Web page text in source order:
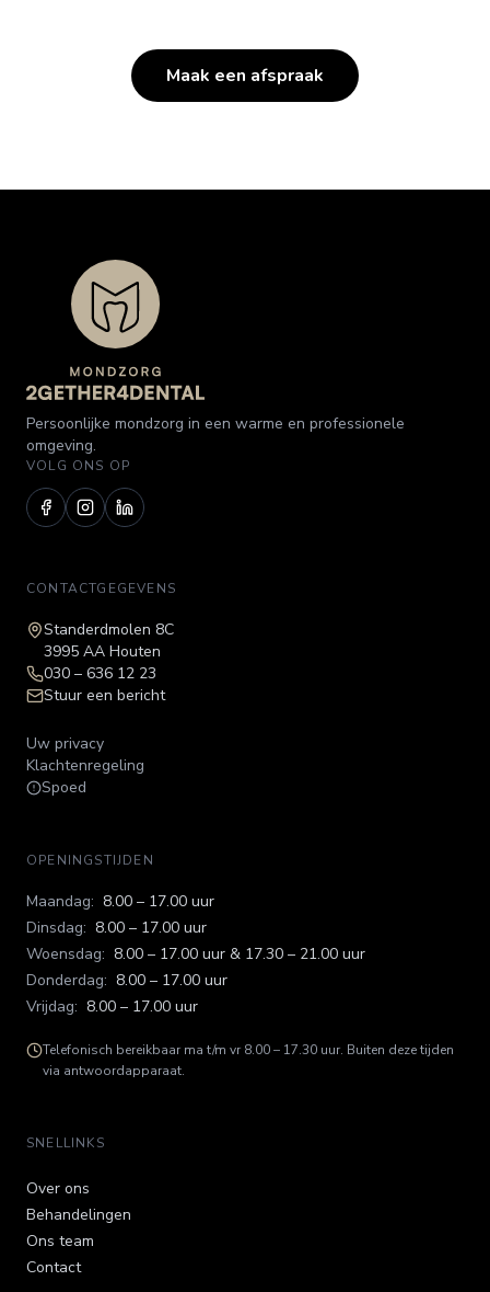
Maak een afspraak
Persoonlijke mondzorg in een warme en professionele
omgeving.
VOLG ONS OP
CONTACTGEGEVENS
Standerdmolen 8C
3995 AA Houten
030 – 636 12 23
Stuur een bericht
Uw privacy
Klachtenregeling
Spoed
OPENINGSTIJDEN
Maandag: 8.00 – 17.00 uur
Dinsdag: 8.00 – 17.00 uur
Woensdag: 8.00 – 17.00 uur & 17.30 – 21.00 uur
Donderdag: 8.00 – 17.00 uur
Vrijdag: 8.00 – 17.00 uur
Telefonisch bereikbaar ma t/m vr 8.00 – 17.30 uur. Buiten deze tijden
via antwoordapparaat.
SNELLINKS
Over ons
Behandelingen
Ons team
Contact